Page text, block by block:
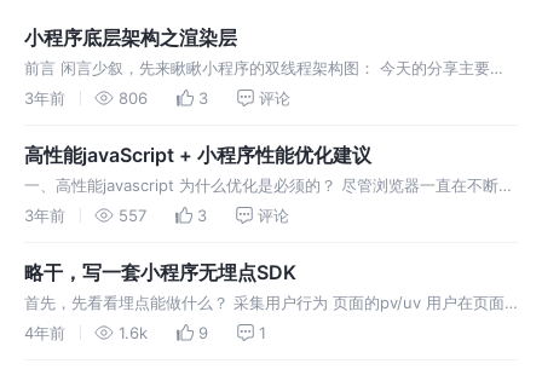
小程序底层架构之渲染层
前言 闲言少叙，先来瞅瞅小程序的双线程架构图： 今天的分享主要聚
焦于渲染层。 小程序是如何实现快速渲染的？ 在回答这个问题之前，
每
3年前 806 3 评论
高性能javaScript + 小程序性能优化建议
一、高性能javascript 为什么优化是必须的？ 尽管浏览器一直在不断的
完善垃圾回收机制，追求更好的运行性能，但是大多数浏览器仍然在使
3年前 557 3 评论
略干，写一套小程序无埋点SDK
首先，先看看埋点能做什么？ 采集用户行为 页面的pv/uv 用户在页面
的停留时长 用户的访问链路 用户的交互行为 营销模块的曝光数据 用户
4年前 1.6k 9 1